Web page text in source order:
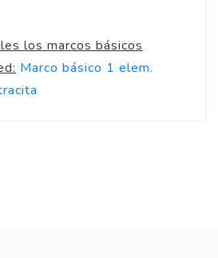
los marcos básicos
Marco básico 1 elem.